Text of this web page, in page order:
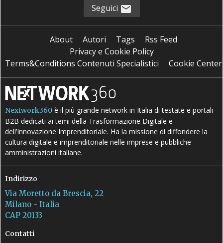
Seguici
About Autori Tags
Rss Feed
Privacy e Cookie Policy
Terms&Conditions Contenuti Specialistici
Cookie Center
Nextwork360 è il più grande network in Italia di testate e portali
B2B dedicati ai temi della Trasformazione Digitale e
dell’Innovazione Imprenditoriale. Ha la missione di diffondere la
cultura digitale e imprenditoriale nelle imprese e pubbliche
amministrazioni italiane.
Indirizzo
Via Moretto da Brescia, 22
Milano - Italia
CAP 20133
Contatti